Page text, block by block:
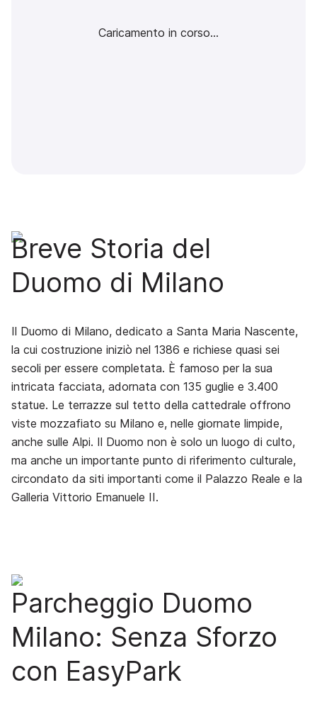
Caricamento in corso...
Breve Storia del
Duomo di Milano
Il Duomo di Milano, dedicato a Santa Maria Nascente,
la cui costruzione iniziò nel 1386 e richiese quasi sei
secoli per essere completata. È famoso per la sua
intricata facciata, adornata con 135 guglie e 3.400
statue. Le terrazze sul tetto della cattedrale offrono
viste mozzafiato su Milano e, nelle giornate limpide,
anche sulle Alpi. Il Duomo non è solo un luogo di culto,
ma anche un importante punto di riferimento culturale,
circondato da siti importanti come il Palazzo Reale e la
Galleria Vittorio Emanuele II.
Parcheggio Duomo
Milano: Senza Sforzo
con EasyPark